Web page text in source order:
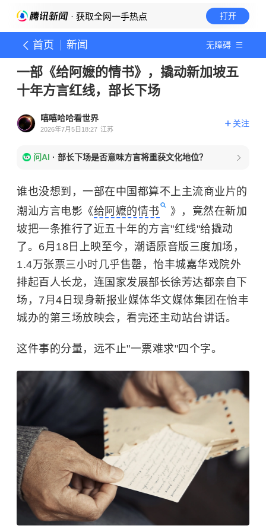
· 获取全网一手热点 打开
首页 新闻 无障碍
一部《给阿嬷的情书》，撬动新加坡五
十年方言红线，部长下场
嘻嘻哈哈看世界
2026年7月5日18:27 江苏
关注
问AI · 部长下场是否意味方言将重获文化地位？
谁也没想到，一部在中国都算不上主流商业片的
潮汕方言电影《给阿嬷的情书
》，竟然在新加
坡把一条推行了近五十年的方言"红线"给撬动
了。6月18日上映至今，潮语原音版三度加场，
1.4万张票三小时几乎售罄，怡丰城嘉华戏院外
排起百人长龙，连国家发展部长徐芳达都亲自下
场，7月4日现身新报业媒体华文媒体集团在怡丰
城办的第三场放映会，看完还主动站台讲话。
这件事的分量，远不止"一票难求"四个字。